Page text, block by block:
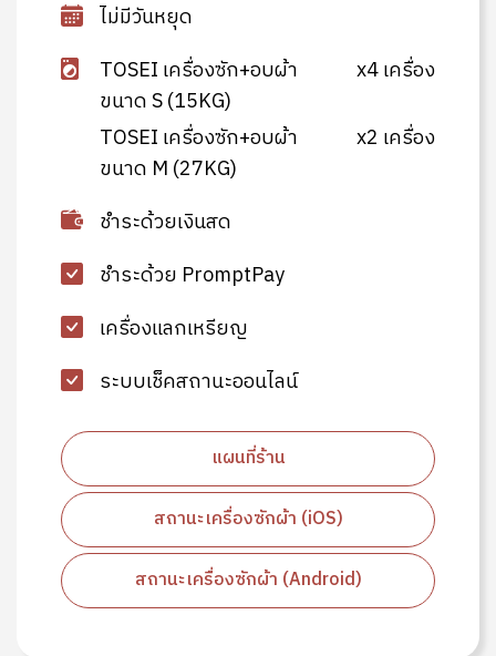
ไม่มีวันหยุด
TOSEI เครื่องซัก+อบผ้า
ขนาด S (15KG)
x4 เครื่อง
TOSEI เครื่องซัก+อบผ้า
ขนาด M (27KG)
x2 เครื่อง
ชำระด้วยเงินสด
ชำระด้วย PromptPay
เครื่องแลกเหรียญ
ระบบเช็คสถานะออนไลน์
แผนที่ร้าน
สถานะเครื่องซักผ้า (iOS)
สถานะเครื่องซักผ้า (Android)